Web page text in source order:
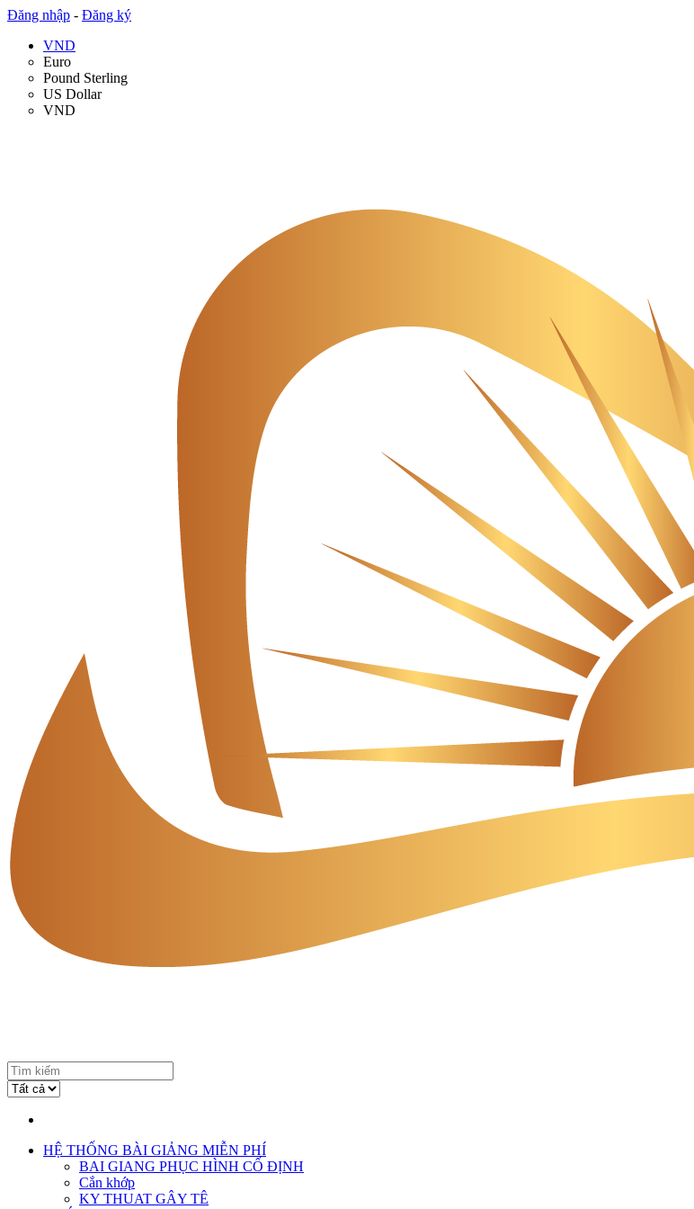
Đăng nhập - Đăng ký
VND
Euro
Pound Sterling
US Dollar
VND
HỆ THỐNG BÀI GIẢNG MIỄN PHÍ
BAI GIANG PHỤC HÌNH CỐ ĐỊNH
Cắn khớp
KY THUAT GÂY TÊ